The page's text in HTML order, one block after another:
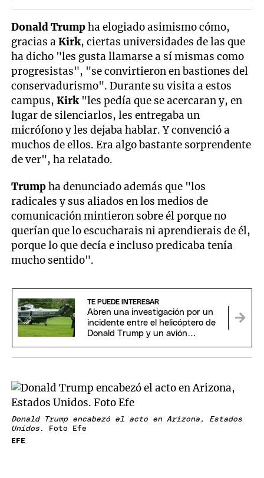
Donald Trumpha elogiado asimismo cómo,
gracias aKirk, ciertas universidades de las que
ha dicho "les gusta llamarse a sí mismas como
progresistas", "se convirtieron en bastiones del
conservadurismo". Durante su visita a estos
campus,Kirk "les pedía que se acercaran y, en
lugar de silenciarlos, les entregaba un
micrófono y les dejaba hablar. Y convenció a
muchos de ellos. Era algo bastante sorprendente
de ver", ha relatado.
Trumpha denunciado además que "los
radicales y sus aliados en los medios de
comunicación mintieron sobre él porque no
querían que lo escucharais ni aprendierais de él,
porque lo que decía e incluso predicaba tenía
mucho sentido".
TE PUEDE INTERESAR
Abren una investigación por un
incidente entre el helicóptero de
Donald Trump y un avión
Donald Trump encabezó el acto en Arizona, Estados
Unidos . Foto Efe
EFE